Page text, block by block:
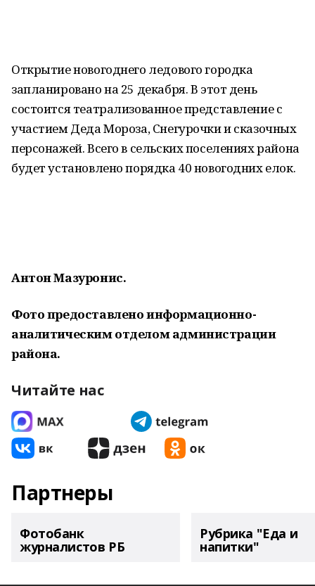
Открытие новогоднего ледового городка
запланировано на 25 декабря. В этот день
состоится театрализованное представление с
участием Деда Мороза, Снегурочки и сказочных
персонажей. Всего в сельских поселениях района
будет установлено порядка 40 новогодних елок.
Антон Мазуронис.
Фото предоставлено информационно-
аналитическим отделом администрации
района.
Читайте нас
Партнеры
Фотобанк
журналистов РБ
Рубрика "Еда и
напитки"